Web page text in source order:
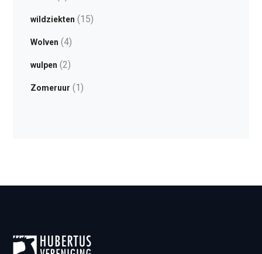
wildziekten (15)
Wolven (4)
wulpen (2)
Zomeruur (1)